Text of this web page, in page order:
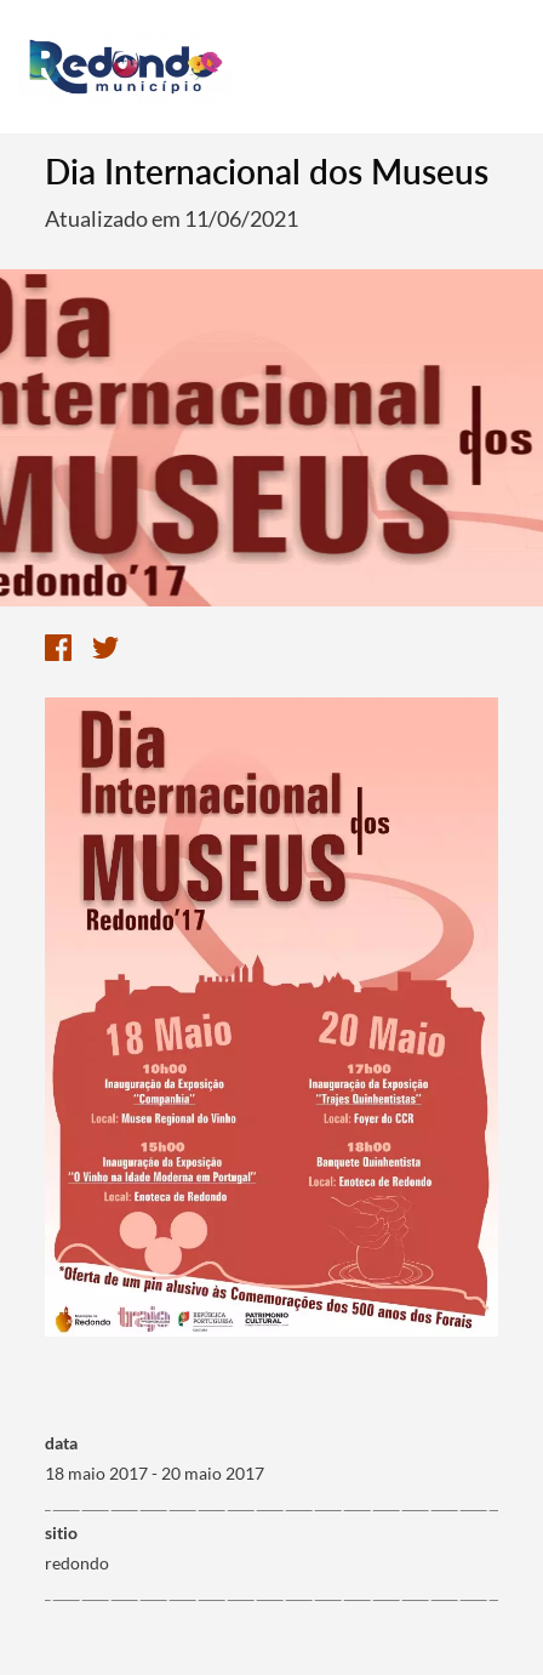
Termo de Pesquisa
Filtros
Dia Internacional dos Museus
Atualizado em 11/06/2021
data
18 maio 2017 - 20 maio 2017
sitio
redondo